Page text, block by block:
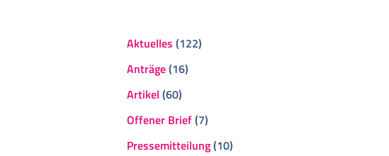
Aktuelles (122)
Anträge(16)
Artikel (60)
Offener Brief(7)
Pressemitteilung(10)